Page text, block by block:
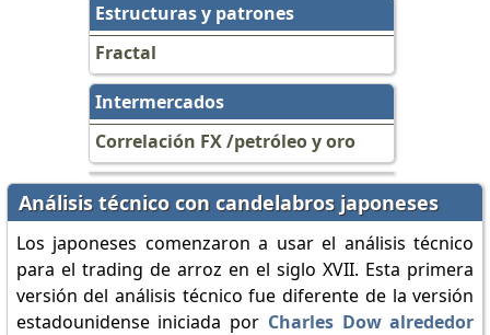
Estructuras y patrones
Fractal
Intermercados
Correlación FX /petróleo y oro
Análisis técnico con candelabros japoneses
Los japoneses comenzaron a usar el análisis técnico
para el trading de arroz en el siglo XVII. Esta primera
versión del análisis técnico fue diferente de la versión
estadounidense iniciada por Charles Dow alrededor